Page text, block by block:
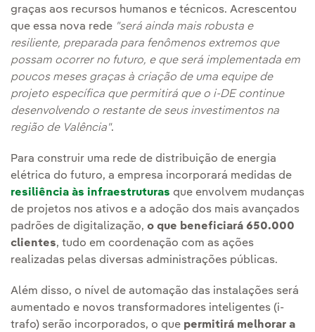
graças aos recursos humanos e técnicos. Acrescentou
que essa nova rede "será ainda mais robusta e
resiliente, preparada para fenômenos extremos que
possam ocorrer no futuro, e que será implementada em
poucos meses graças à criação de uma equipe de
projeto específica que permitirá que o i-DE continue
desenvolvendo o restante de seus investimentos na
região de Valência".
Para construir uma rede de distribuição de energia
elétrica do futuro, a empresa incorporará medidas de
resiliência às infraestruturas que envolvem mudanças
de projetos nos ativos e a adoção dos mais avançados
padrões de digitalização, o que beneficiará 650.000
clientes, tudo em coordenação com as ações
realizadas pelas diversas administrações públicas.
Além disso, o nível de automação das instalações será
aumentado e novos transformadores inteligentes (i-
trafo) serão incorporados, o que permitirá melhorar a